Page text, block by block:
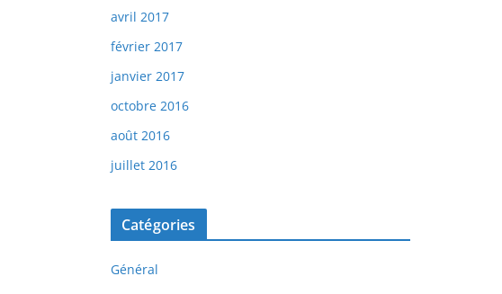
avril 2017
février 2017
janvier 2017
octobre 2016
août 2016
juillet 2016
Catégories
Général